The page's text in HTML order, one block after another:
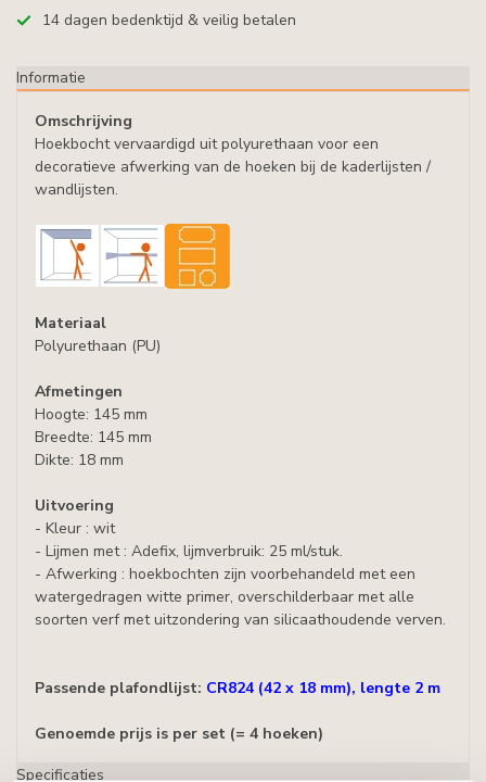
14 dagen bedenktijd & veilig betalen
Informatie
Omschrijving
Hoekbocht vervaardigd uit polyurethaan voor een
decoratieve afwerking van de hoeken bij de kaderlijsten /
wandlijsten.
Materiaal
Polyurethaan (PU)
Afmetingen
Hoogte: 145 mm
Breedte: 145 mm
Dikte: 18 mm
Uitvoering
- Kleur : wit
- Lijmen met : Adefix, lijmverbruik: 25 ml/stuk.
- Afwerking : hoekbochten zijn voorbehandeld met een
watergedragen witte primer, overschilderbaar met alle
soorten verf met uitzondering van silicaathoudende verven.
Passende plafondlijst: CR824 (42 x 18 mm), lengte 2 m
Genoemde prijs is per set (= 4 hoeken)
Specificaties